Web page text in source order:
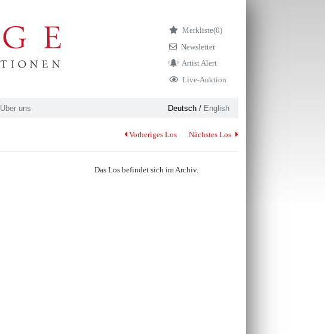
Merkliste(0)
Newsletter
Artist Alert
Live-Auktion
Über uns Deutsch/ English
Vorheriges Los Nächstes Los
Das Los befindet sich im Archiv.